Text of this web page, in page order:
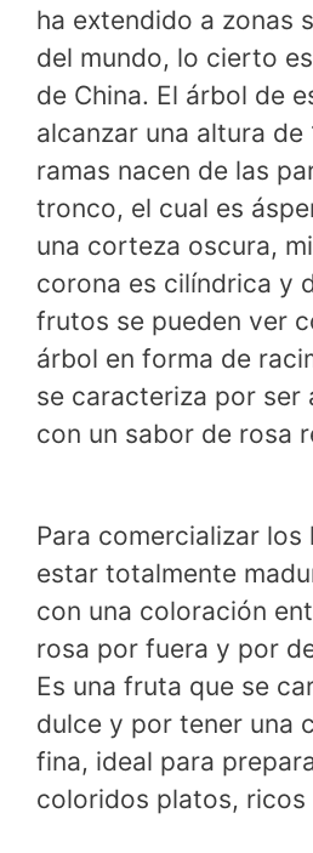
ha extendido a zonas
del mundo, lo cierto
de China. El árbol de
alcanzar una altura de
ramas nacen de las
tronco, el cual es
una corteza oscura,
corona es cilíndrica y
frutos se pueden ver
árbol en forma de
se caracteriza por ser
con un sabor de rosa
Para comercializar los
estar totalmente
con una coloración
rosa por fuera y por
Es una fruta que se
dulce y por tener una
fina, ideal para
coloridos platos, ricos